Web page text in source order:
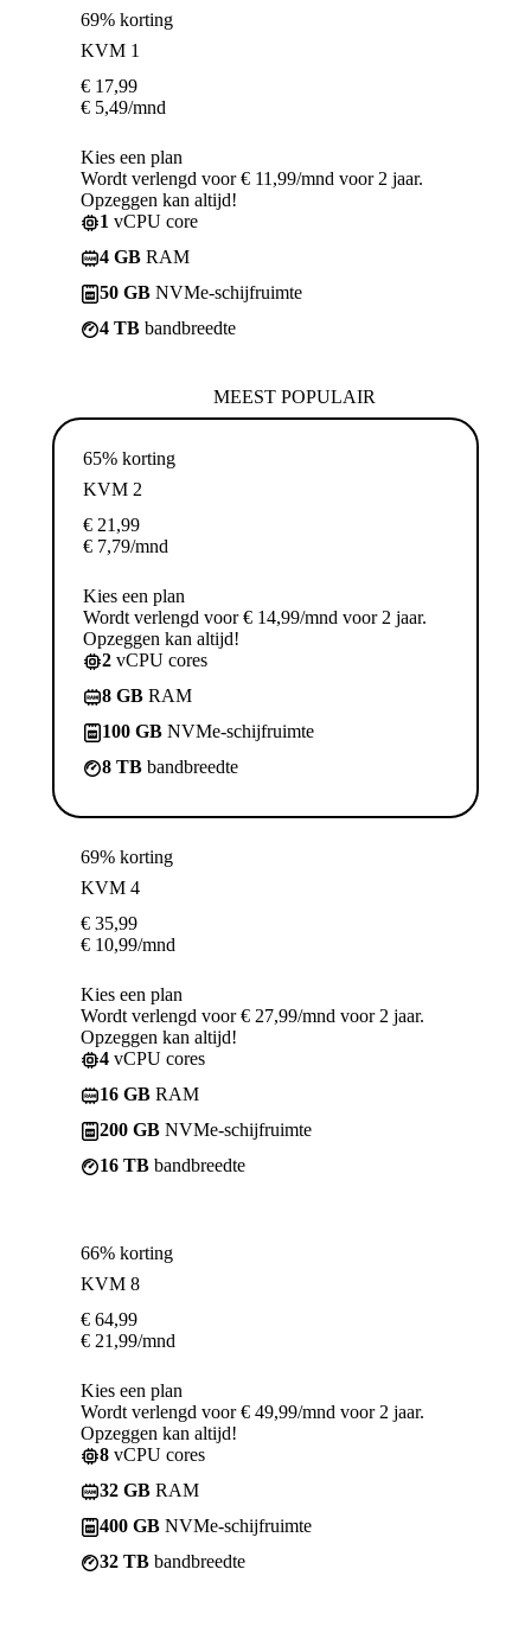
69% korting
KVM 1
€ 17,99
€ 5,49/mnd
Kies een plan
Wordt verlengd voor € 11,99/mnd voor 2 jaar.
Opzeggen kan altijd!
1 vCPU core
4 GB RAM
50 GB NVMe-schijfruimte
4 TB bandbreedte
MEEST POPULAIR
65% korting
KVM 2
€ 21,99
€ 7,79/mnd
Kies een plan
Wordt verlengd voor € 14,99/mnd voor 2 jaar.
Opzeggen kan altijd!
2 vCPU cores
8 GB RAM
100 GB NVMe-schijfruimte
8 TB bandbreedte
69% korting
KVM 4
€ 35,99
€ 10,99/mnd
Kies een plan
Wordt verlengd voor € 27,99/mnd voor 2 jaar.
Opzeggen kan altijd!
4 vCPU cores
16 GB RAM
200 GB NVMe-schijfruimte
16 TB bandbreedte
66% korting
KVM 8
€ 64,99
€ 21,99/mnd
Kies een plan
Wordt verlengd voor € 49,99/mnd voor 2 jaar.
Opzeggen kan altijd!
8 vCPU cores
32 GB RAM
400 GB NVMe-schijfruimte
32 TB bandbreedte